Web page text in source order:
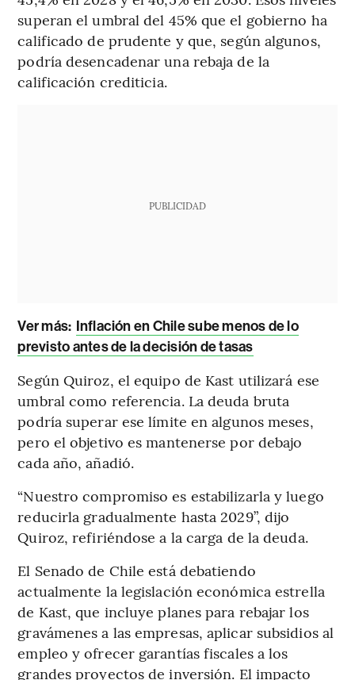
superan el umbral del 45% que el gobierno ha
calificado de prudente y que, según algunos,
podría desencadenar una rebaja de la
calificación crediticia.
PUBLICIDAD
Ver más: Inflación en Chile sube menos de lo
previsto antes de la decisión de tasas
Según Quiroz, el equipo de Kast utilizará ese
umbral como referencia. La deuda bruta
podría superar ese límite en algunos meses,
pero el objetivo es mantenerse por debajo
cada año, añadió.
“Nuestro compromiso es estabilizarla y luego
reducirla gradualmente hasta 2029”, dijo
Quiroz, refiriéndose a la carga de la deuda.
El Senado de Chile está debatiendo
actualmente la legislación económica estrella
de Kast, que incluye planes para rebajar los
gravámenes a las empresas, aplicar subsidios al
empleo y ofrecer garantías fiscales a los
grandes proyectos de inversión. El impacto